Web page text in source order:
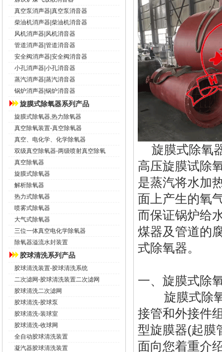
真空泵消声器|真空泵消音器
柴油机消声器|柴油机消音器
风机消声器|风机消音器
管道消声器|管道消音器
安全阀消声器|安全阀消音器
小孔消声器|小孔消音器
蒸汽消声器|蒸汽消音器
锅炉消声器|锅炉消音器
旋膜式除氧器系列产品
旋膜式除氧器,热力除氧器
真空除氧装置-真空除氧器
真空、电化学、化学除氧器
双级真空除氧器-两级喷射真空除氧
真空除氧器
旋膜式除氧器
解析除氧器
热力式除氧器
喷雾式除氧器
大气式除氧器
三位一体真空电化学除氧器
除氧器溢流水封装置
胶球清洗系列产品
胶球清洗装置-胶球清洗系统
二次滤网-胶球清洗装置二次滤网
胶球清洗二次滤网
胶球清洗-胶球泵
胶球清洗-装球室
胶球清洗-收球网
全自动胶球清洗装置
凝汽器胶球清洗装置
旋膜式除氧
高压旋膜试除
是蒸汽将水加
面上产生的氧
而保证锅炉给
煤器及管道的
式除氧器。
一、旋膜式除
旋膜式除
接管和外接件
型旋膜器(起膜
面向您着重介